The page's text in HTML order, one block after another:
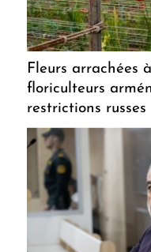
Fleurs arrachées
floriculteurs
restrictions russes